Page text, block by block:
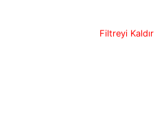
Filtreyi Kaldır